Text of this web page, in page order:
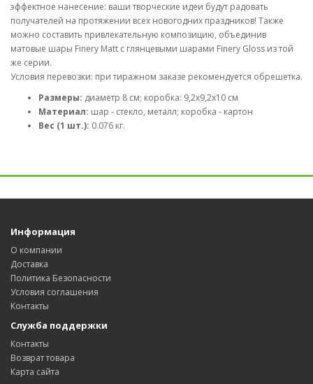
эффектное нанесение: ваши творческие идеи будут радовать
получателей на протяжении всех новогодних праздников! Также
можно составить привлекательную композицию, объединив
матовые шары Finery Matt с глянцевыми шарами Finery Gloss из той
же серии.
Условия перевозки: при тиражном заказе рекомендуется обрешетка.
Размеры: диаметр 8 см; коробка: 9,2х9,2х10 см
Материал: шар - стекло, металл; коробка - картон
Вес (1 шт.): 0.076 кг.
Информация
О компании
Доставка
Политика Безопасности
Условия соглашения
Контакты
Служба поддержки
Контакты
Возврат товара
Карта сайта